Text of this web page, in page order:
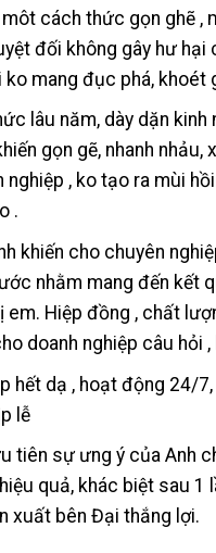
cách thức gọn ghẽ ,
đối không gây hư hại
ko mang đục phá, khoét
lâu năm, dày dặn kinh
gọn gẽ, nhanh nhảu,
nghiệp , ko tạo ra mùi
.
khiến cho chuyên
nhằm mang đến kết
em. Hiệp đồng , chất
doanh nghiệp câu hỏi ,
hết dạ , hoạt động 24/
lễ
tiên sự ưng ý của Anh
quả, khác biệt sau 1
xuất bên Đại thắng lợi.